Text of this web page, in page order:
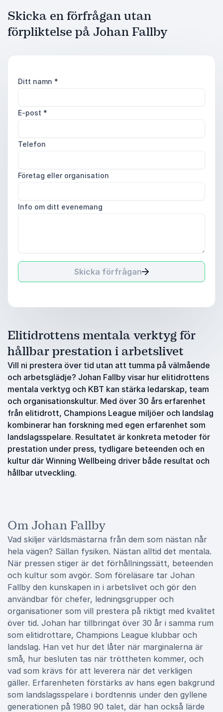
Skicka en förfrågan utan
förpliktelse på Johan Fallby
Ditt namn *
E-post *
Telefon
Företag eller organisation
Info om ditt evenemang
Skicka förfrågan
Elitidrottens mentala verktyg för
hållbar prestation i arbetslivet
Vill ni prestera över tid utan att tumma på välmående
och arbetsglädje? Johan Fallby visar hur elitidrottens
mentala verktyg och KBT kan stärka ledarskap, team
och organisationskultur. Med över 30 års erfarenhet
från elitidrott, Champions League miljöer och landslag
kombinerar han forskning med egen erfarenhet som
landslagsspelare. Resultatet är konkreta metoder för
prestation under press, tydligare beteenden och en
kultur där Winning Wellbeing driver både resultat och
hållbar utveckling.
Om Johan Fallby
Vad skiljer världsmästarna från dem som nästan når
hela vägen? Sällan fysiken. Nästan alltid det mentala.
När pressen stiger är det förhållningssätt, beteenden
och kultur som avgör. Som föreläsare tar Johan
Fallby den kunskapen in i arbetslivet och gör den
användbar för chefer, ledningsgrupper och
organisationer som vill prestera på riktigt med kvalitet
över tid. Johan har tillbringat över 30 år i samma rum
som elitidrottare, Champions League klubbar och
landslag. Han vet hur det låter när marginalerna är
små, hur besluten tas när tröttheten kommer, och
vad som krävs för att leverera när det verkligen
gäller. Erfarenheten förstärks av hans egen bakgrund
som landslagsspelare i bordtennis under den gyllene
generationen på 1980 90 talet, där han också lärde